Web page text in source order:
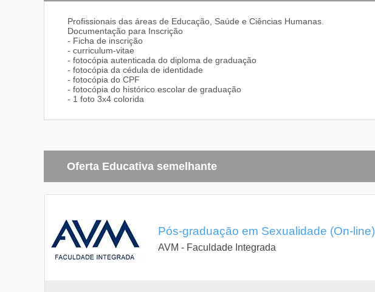
Profissionais das áreas de Educação, Saúde e Ciências Humanas.
Documentação para Inscrição
- Ficha de inscrição
- curriculum-vitae
- fotocópia autenticada do diploma de graduação
- fotocópia da cédula de identidade
- fotocópia do CPF
- fotocópia do histórico escolar de graduação
- 1 foto 3x4 colorida
Oferta Educativa semelhante
Pós-graduação em Sexualidade (On-line)
AVM - Faculdade Integrada